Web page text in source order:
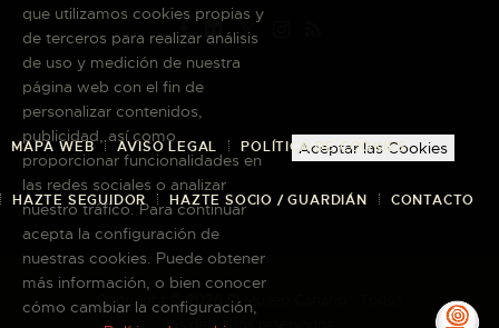
MAPA WEB AVISO LEGAL POLÍTICA DE COOKIES
HAZTE SEGUIDOR HAZTE SOCIO / GUARDIÁN CONTACTO
Copyright © 2026 El Museo Canario · Todos
los derechos reservados
que utilizamos cookies propias y
de terceros para realizar análisis
de uso y medición de nuestra
página web con el fin de
personalizar contenidos,
publicidad, así como
proporcionar funcionalidades en
las redes sociales o analizar
nuestro tráfico. Para continuar
acepta la configuración de
nuestras cookies. Puede obtener
más información, o bien conocer
cómo cambiar la configuración,
Aceptar las Cookies